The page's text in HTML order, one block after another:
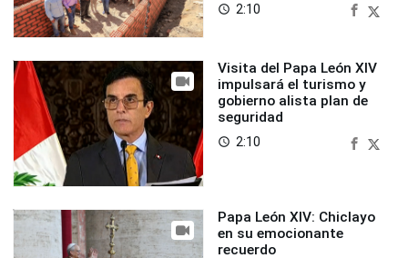
access_time 2:10
Visita del Papa León XIV
impulsará el turismo y
gobierno alista plan de
seguridad
access_time 2:10
Papa León XIV: Chiclayo
en su emocionante
recuerdo